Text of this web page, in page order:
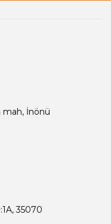
mah, İnönü
35070